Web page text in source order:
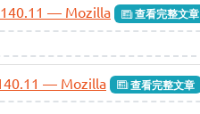
— Mozilla 查看完整文章
— Mozilla 查看完整文章